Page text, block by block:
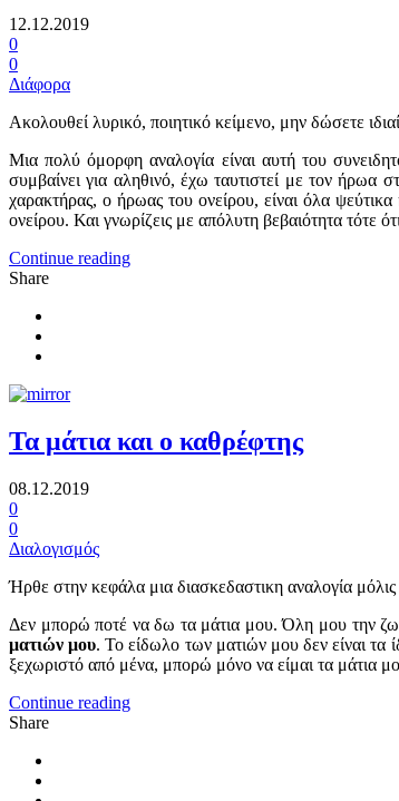
12.12.2019
0
0
Διάφορα
Ακολουθεί λυρικό, ποιητικό κείμενο, μην δώσετε
Μια πολύ όμορφη αναλογία είναι αυτή του
συμβαίνει για αληθινό, έχω ταυτιστεί με τον ήρωα
χαρακτήρας, ο ήρωας του ονείρου, είναι όλα
ονείρου. Και γνωρίζεις με απόλυτη βεβαιότητα τότε
Continue reading
Share
Τα μάτια και ο καθρέφτης
08.12.2019
0
0
Διαλογισμός
Ήρθε στην κεφάλα μια διασκεδαστικη αναλογία
Δεν μπορώ ποτέ να δω τα μάτια μου. Όλη μου την
ματιών μου. Το είδωλο των ματιών μου δεν είναι τα
ξεχωριστό από μένα, μπορώ μόνο να είμαι τα μάτια
Continue reading
Share